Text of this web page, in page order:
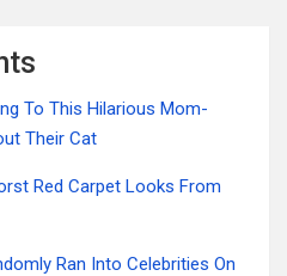
To This Hilarious Mom-
Their Cat
Red Carpet Looks From
Ran Into Celebrities On